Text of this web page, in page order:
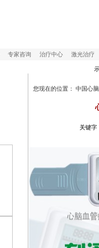
专家咨询 治疗中心 激光治疗
您现在的位置： 中国心
关键